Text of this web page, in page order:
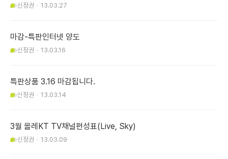
신정권 13.03.27
마감-특판인터넷 양도
신정권 13.03.16
특판상품 3.16 마감됩니다.
신정권 13.03.14
3월 올레KT TV채널편성표(Live, Sky)
신정권 13.03.09